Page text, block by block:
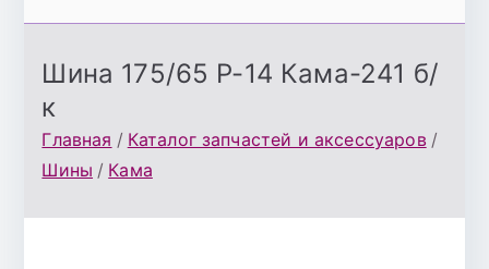
Шина 175/65 Р-14 Кама-241 б/
к
Главная
Каталог запчастей и аксессуаров
Шины
Кама